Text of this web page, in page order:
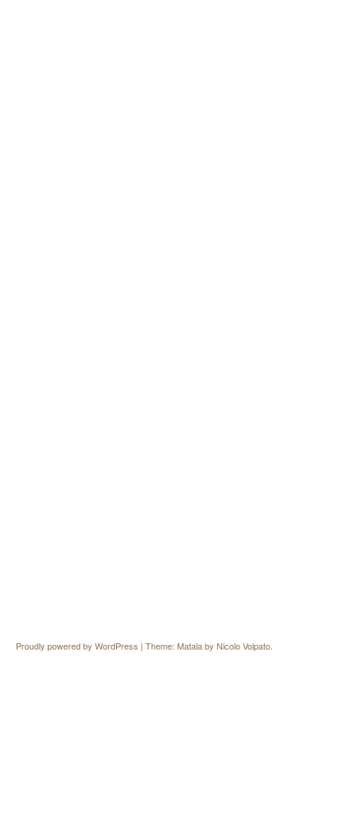
Proudly powered by WordPress | Theme: Matala by Nicolo Volpato.